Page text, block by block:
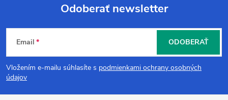
Z
á
p
Odoberať newsletter
Email
Vložením e-mailu súhlasíte s podmienkami ochrany osobných
údajov
ODOBERAŤ